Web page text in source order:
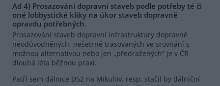
Ad 4) Prosazování dopravní staveb podle potřeby té či
oné lobbystické kliky na úkor staveb dopravně
opravdu potřebných.
Prosazování staveb dopravní infrastruktury dopravně
neodůvodněných, nešetrně trasovaných ve srovnání s
možnou alternativou nebo jen „předražených“ je v ČR
dlouhá léta běžnou praxí.
Patří sem dálnice D52 na Mikulov, resp. stačil by dálniční